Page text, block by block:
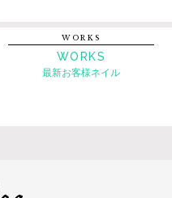
WORKS
WORKS
最新お客様ネイル